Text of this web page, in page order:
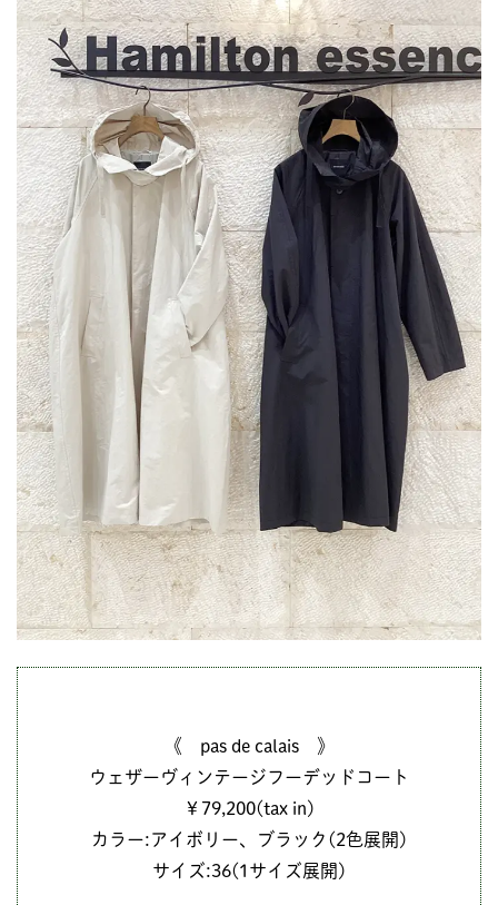
《 pas de calais 》
ウェザーヴィンテージフーデッドコート
￥79,200(tax in)
カラー:アイボリー、ブラック(2色展開)
サイズ:36(1サイズ展開)